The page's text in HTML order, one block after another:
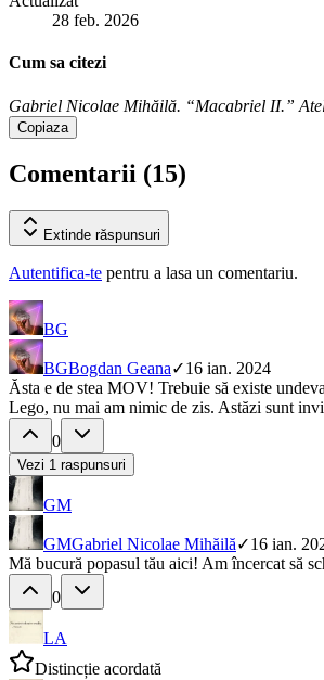
28 feb. 2026
Cum sa citezi
Gabriel Nicolae Mihăilă. “Macabriel II.”
Copiaza
Comentarii (15)
Extinde răspunsuri
Autentifica-te pentru a lasa un comentariu.
BG
BGBogdan Geana✓16 ian. 2024
Ăsta e de stea MOV! Trebuie să existe
Lego, nu mai am nimic de zis. Astăzi sunt
0
Vezi 1 raspunsuri
GM
GMGabriel Nicolae Mihăilă✓16 ian.
Mă bucură popasul tău aici! Am încercat să
0
LA
Distincție acordată